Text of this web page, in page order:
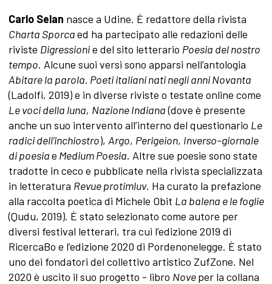
Carlo Selan nasce a Udine. È redattore della rivista
Charta Sporcaed ha partecipato alle redazioni delle
riviste Digressionie del sito letterario Poesia del nostro
tempo. Alcune suoi versi sono apparsi nell’antologia
Abitare la parola. Poeti italiani nati negli anni Novanta
(Ladolfi, 2019) e in diverse riviste o testate online come
Le voci della luna, Nazione Indiana(dove è presente
anche un suo intervento all’interno del questionario Le
radici dell’inchiostro), Argo, Perigeion, Inverso–giornale
di poesiae Medium Poesia. Altre sue poesie sono state
tradotte in ceco e pubblicate nella rivista specializzata
in letteratura Revue protimluv. Ha curato la prefazione
alla raccolta poetica di Michele Obit La balena e le foglie
(Qudu, 2019). È stato selezionato come autore per
diversi festival letterari, tra cui l’edizione 2019 di
RicercaBo e l’edizione 2020 di Pordenonelegge. È stato
uno dei fondatori del collettivo artistico ZufZone. Nel
2020 è uscito il suo progetto - libro Noveper la collana